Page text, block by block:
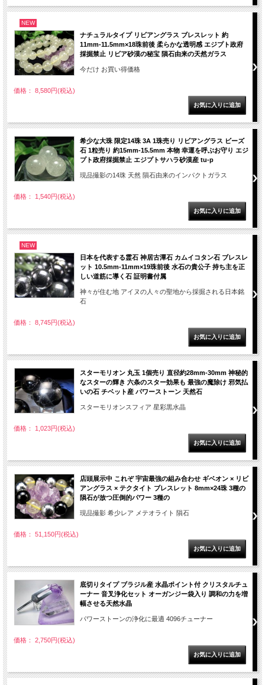
NEW
ナチュラルタイプ リビアングラス ブレスレット 約
11mm-11.5mm×18珠前後 柔らかな透明感 エジプト政府
採掘禁止 リビア砂漠の秘宝 隕石由来の天然ガラス
今だけ お買い得価格
価格： 8,580円(税込)
希少な大珠 限定14珠 3A 1珠売り リビアングラス ビーズ
石 1粒売り 約15mm-15.5mm 本物 幸運を呼ぶお守り エジ
プト政府採掘禁止 エジプトサハラ砂漠産 tu-p
現品撮影の14珠 天然 隕石由来のインパクトガラス
価格： 1,540円(税込)
NEW
日本を代表する霊石 神居古潭石 カムイコタン石 ブレスレ
ット 10.5mm-11mm×19珠前後 水石の貴公子 持ち主を正
しい道筋に導く石 証明書付属
神々が住む地 アイヌの人々の聖地から採掘される日本銘
石
価格： 8,745円(税込)
スターモリオン 丸玉 1個売り 直径約28mm-30mm 神秘的
なスターの輝き 六条のスター効果も 最強の魔除け 邪気払
いの石 チベット産 パワーストーン 天然石
スターモリオンスフィア 星彩黒水晶
価格： 1,023円(税込)
店頭展示中 これぞ 宇宙最強の組み合わせ ギベオン × リビ
アングラス × テクタイト ブレスレット 8mm×24珠 3種の
隕石が放つ圧倒的パワー 3種の
現品撮影 希少レア メテオライト 隕石
価格： 51,150円(税込)
底切りタイプ ブラジル産 水晶ポイント付 クリスタルチュ
ーナー 音叉浄化セット オーガンジー袋入り 調和の力を増
幅させる天然水晶
パワーストーンの浄化に最適 4096チューナー
価格： 2,750円(税込)